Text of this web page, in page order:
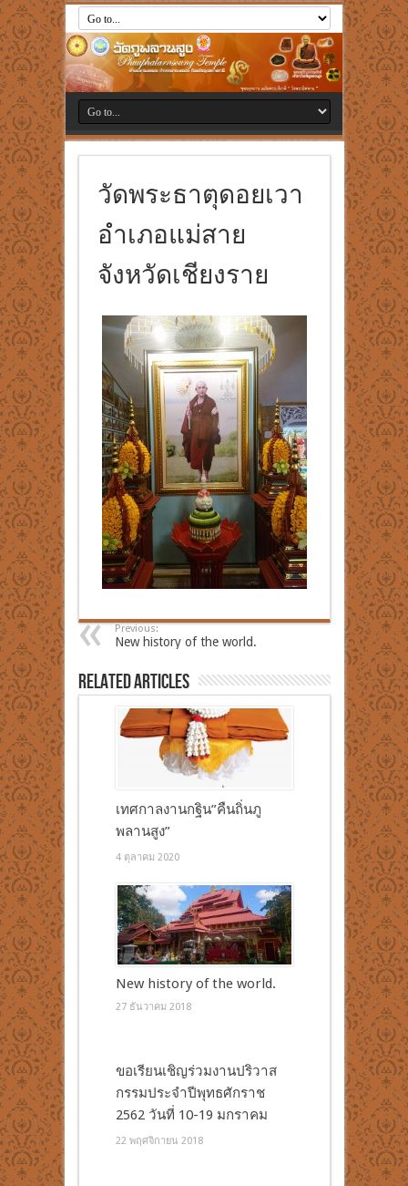
วัดพระธาตุดอยเวา
อำเภอแม่สาย
จังหวัดเชียงราย
Previous:
New history of the world.
Related Articles
เทศกาลงานกฐิน”คืนถิ่นภู
พลานสูง”
4 ตุลาคม 2020
New history of the world.
27 ธันวาคม 2018
ขอเรียนเชิญร่วมงานปริวาส
กรรมประจำปีพุทธศักราช
2562 วันที่ 10-19 มกราคม
22 พฤศจิกายน 2018